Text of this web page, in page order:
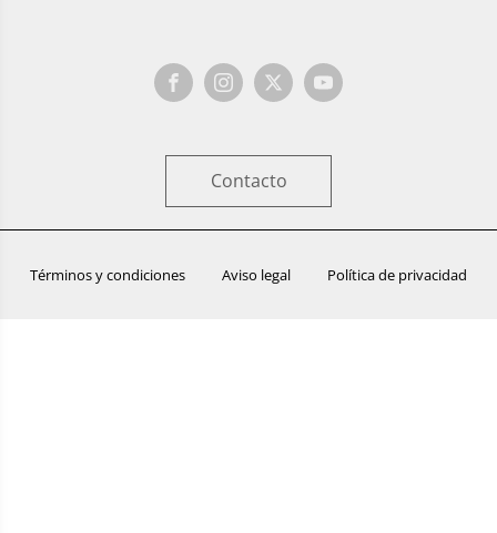
Contacto
Términos y condiciones Aviso legal Política de privacidad